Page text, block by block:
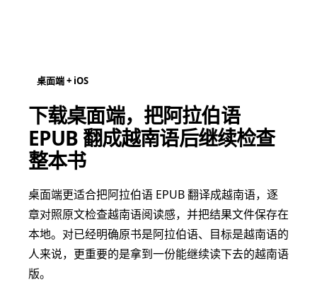
桌面端 + iOS
下载桌面端，把阿拉伯语
EPUB 翻成越南语后继续检查
整本书
桌面端更适合把阿拉伯语 EPUB 翻译成越南语，逐
章对照原文检查越南语阅读感，并把结果文件保存在
本地。对已经明确原书是阿拉伯语、目标是越南语的
人来说，更重要的是拿到一份能继续读下去的越南语
版。